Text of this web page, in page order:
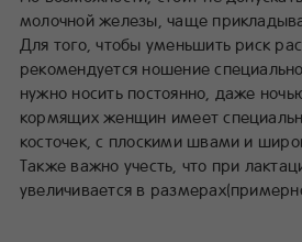
молочной железы, чаще
Для того, чтобы уменьшить риск
рекомендуется ношение
нужно носить постоянно, даже
кормящих женщин имеет
косточек, с плоскими швами и
Также важно учесть, что при
увеличивается в